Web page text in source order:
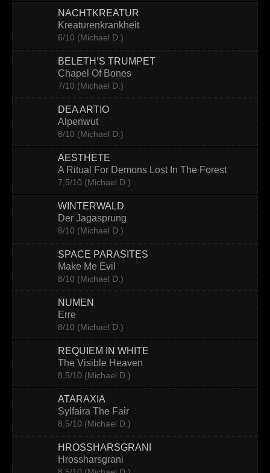
NACHTKREATUR
Kreaturenkrankheit
6/10 (Michael D.)
BELETH’S TRUMPET
Chapel Of Bones
7/10 (Michael D.)
DEA ARTIO
Alpenwut
8/10 (Michael D.)
AESTHETE
A Ritual For Demons Lost In The Forest
7,5/10 (Michael D.)
WINTERWALD
Der Jagasprung
8/10 (Michael D.)
SPACE PARASITES
Make Me Evil
8/10 (Michael D.)
NUMEN
Erre
8/10 (Michael D.)
REQUIEM IN WHITE
The Visible Heaven
8,5/10 (Michael D.)
ATARAXIA
Sylfaira The Fair
8,5/10 (Michael D.)
HROSSHARSGRANI
Hrossharsgrani